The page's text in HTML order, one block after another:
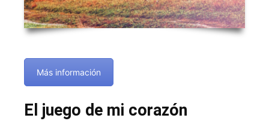
Más información
El juego de mi corazón